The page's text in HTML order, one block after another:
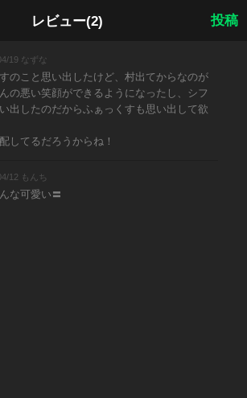
レビュー(2) 投稿
19 なずな
のこと思い出したけど、村出てからなのが
の悪い笑顔ができるようになったし、シフ
出したのだからふぁっくすも思い出して欲
してるだろうからね！
12 もんち
な可愛い〓